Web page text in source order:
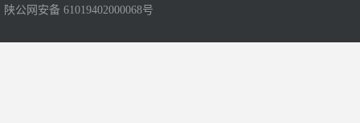
陕公网安备 61019402000068号